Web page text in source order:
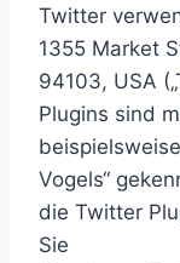
Twitter
1355 Market
94103, USA
Plugins sind
Vogels“
die Twitter
Sie